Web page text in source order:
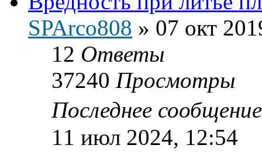
SPArco808 » 07 окт
12 Ответы
37240 Просмотры
Последнее
11 июл 2024, 12:54